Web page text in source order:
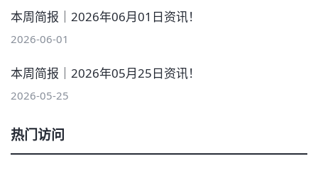
本周简报｜2026年06月01日资讯！
2026-06-01
本周简报｜2026年05月25日资讯！
2026-05-25
热门访问